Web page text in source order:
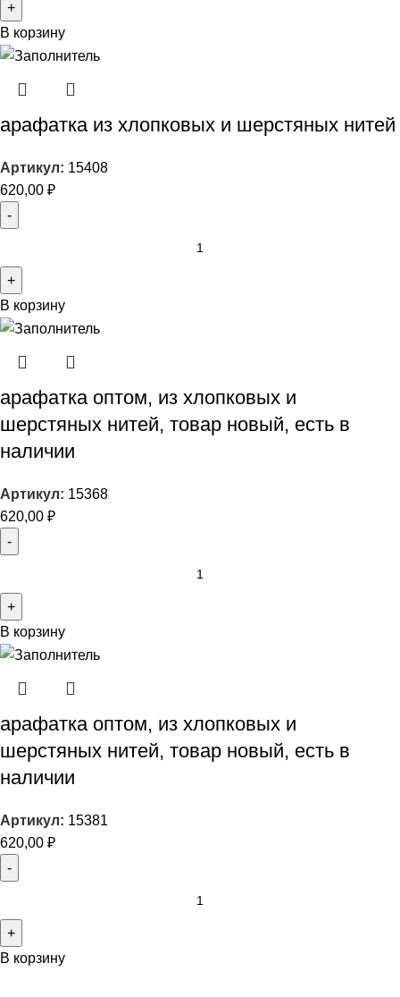
В корзину
арафатка из хлопковых и шерстяных нитей
Артикул: 15408
620,00 ₽
В корзину
арафатка оптом, из хлопковых и
шерстяных нитей, товар новый, есть в
наличии
Артикул: 15368
620,00 ₽
В корзину
арафатка оптом, из хлопковых и
шерстяных нитей, товар новый, есть в
наличии
Артикул: 15381
620,00 ₽
В корзину